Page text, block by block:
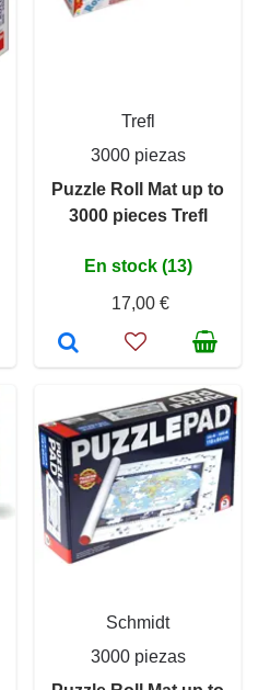
Trefl
3000 piezas
Puzzle Roll Mat up to
3000 pieces Trefl
En stock (13)
17,00 €
Schmidt
3000 piezas